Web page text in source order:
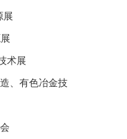
展
术展
、有色冶金技